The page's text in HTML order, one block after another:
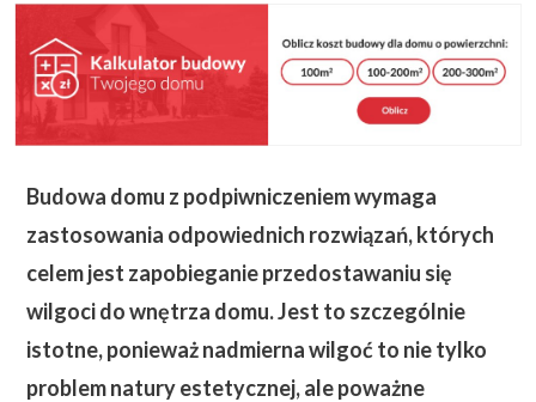
Budowa domu z podpiwniczeniem wymaga
zastosowania odpowiednich rozwiązań, których
celem jest zapobieganie przedostawaniu się
wilgoci do wnętrza domu. Jest to szczególnie
istotne, ponieważ nadmierna wilgoć to nie tylko
problem natury estetycznej, ale poważne